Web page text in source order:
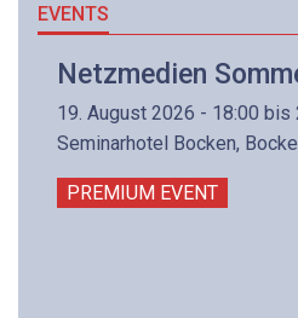
EVENTS
Netzmedien
19. August 2026 - 18:00 bis
Seminarhotel Bocken,
PREMIUM EVENT